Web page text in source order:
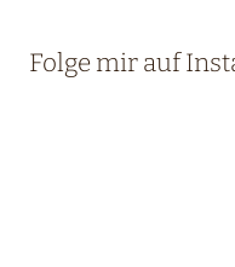
Folge mir auf